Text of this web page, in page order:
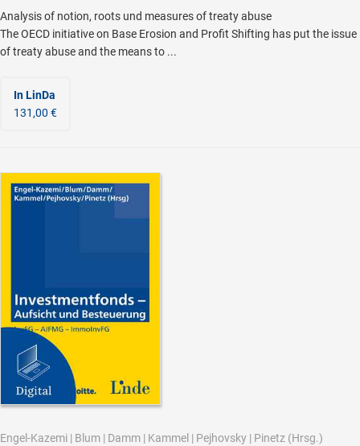
Analysis of notion, roots und measures of treaty abuse
The OECD initiative on Base Erosion and Profit Shifting has put the issue
of treaty abuse and the means to ...
In LinDa
131,00 €
Engel-Kazemi | Blum | Damm | Kammel | Pejhovsky | Pinetz (Hrsg.)